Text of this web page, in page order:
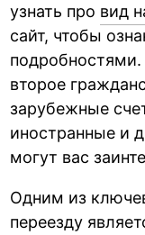
узнать про вид
сайт, чтобы
второе
зарубежные
иностранные и
могут вас
Одним из
переезду